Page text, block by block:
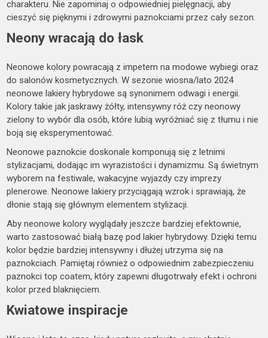
charakteru. Nie zapominaj o odpowiedniej pielęgnacji, aby
cieszyć się pięknymi i zdrowymi paznokciami przez cały sezon.
Neony wracają do łask
Neonowe kolory powracają z impetem na modowe wybiegi oraz
do salonów kosmetycznych. W sezonie wiosna/lato 2024
neonowe lakiery hybrydowe są synonimem odwagi i energii.
Kolory takie jak jaskrawy żółty, intensywny róż czy neonowy
zielony to wybór dla osób, które lubią wyróżniać się z tłumu i nie
boją się eksperymentować.
Neonowe paznokcie doskonale komponują się z letnimi
stylizacjami, dodając im wyrazistości i dynamizmu. Są świetnym
wyborem na festiwale, wakacyjne wyjazdy czy imprezy
plenerowe. Neonowe lakiery przyciągają wzrok i sprawiają, że
dłonie stają się głównym elementem stylizacji.
Aby neonowe kolory wyglądały jeszcze bardziej efektownie,
warto zastosować białą bazę pod lakier hybrydowy. Dzięki temu
kolor będzie bardziej intensywny i dłużej utrzyma się na
paznokciach. Pamiętaj również o odpowiednim zabezpieczeniu
paznokci top coatem, który zapewni długotrwały efekt i ochroni
kolor przed blaknięciem.
Kwiatowe inspiracje